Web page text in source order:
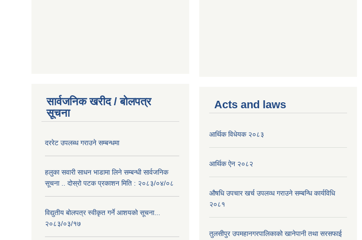
सार्वजनिक खरीद / बोलपत्र
सूचना
दररेट उपलब्ध गराउने सम्बन्धमा
हलुका सवारी साधन भाडामा लिने सम्बन्धी सार्वजनिक
सूचना .. दोस्रो पटक प्रकाशन मिति : २०८३/०४/०८
विद्युतीय बोलपत्र स्वीकृत गर्ने आशयको सूचना...
२०८३/०३/१७
Acts and laws
आर्थिक विधेयक २०८३
आर्थिक ऐन २०८२
औषधि उपचार खर्च उपलव्ध गराउने सम्बन्धि कार्यविधि
२०८१
तुलसीपुर उपमहानगरपालिकाको खानेपानी तथा सरसफाई